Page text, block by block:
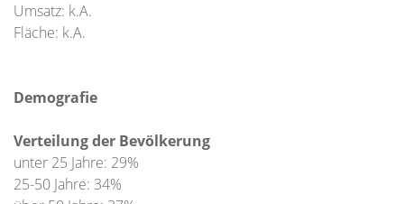
Umsatz: k.A.
Fläche: k.A.
Demografie
Verteilung der Bevölkerung
unter 25 Jahre: 29%
25-50 Jahre: 34%